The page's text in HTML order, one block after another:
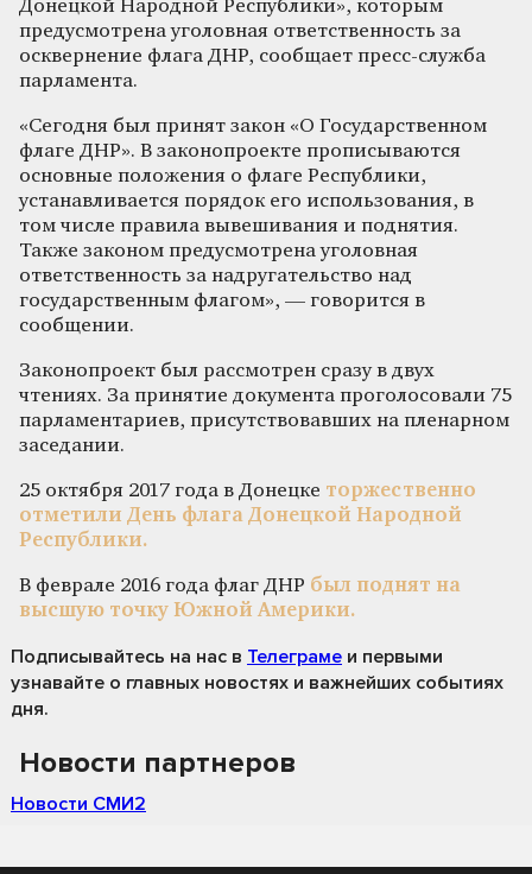
Донецкой Народной Республики», которым
предусмотрена уголовная ответственность за
осквернение флага ДНР, сообщает пресс-служба
парламента.
«Сегодня был принят закон «О Государственном
флаге ДНР». В законопроекте прописываются
основные положения о флаге Республики,
устанавливается порядок его использования, в
том числе правила вывешивания и поднятия.
Также законом предусмотрена уголовная
ответственность за надругательство над
государственным флагом», — говорится в
сообщении.
Законопроект был рассмотрен сразу в двух
чтениях. За принятие документа проголосовали 75
парламентариев, присутствовавших на пленарном
заседании.
25 октября 2017 года в Донецке торжественно
отметили День флага Донецкой Народной
Республики.
В феврале 2016 года флаг ДНР был поднят на
высшую точку Южной Америки.
Подписывайтесь на нас в Телеграме и первыми
узнавайте о главных новостях и важнейших событиях
дня.
Новости партнеров
Новости СМИ2